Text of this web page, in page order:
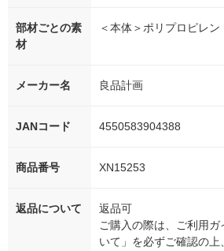
部材ごとの素
材
＜本体＞ポリプロピレン
メーカー名 良品計画
JANコード 4550583904388
商品番号 XN15253
返品について
返品可
ご購入の際は、ご利用
いて」を必ずご確認の上